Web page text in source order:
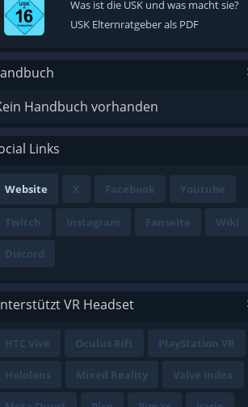
Was ist die USK und was macht sie?
USK Elternratgeber als PDF
Handbuch vorhanden
Links
Website X Facebook Youtube
Twitch Instagram Fanseite Wiki
Discord
VR Headset
HTC Vive Oculus Rift PlayStation VR
Hololens Mixed Reality Valve Index